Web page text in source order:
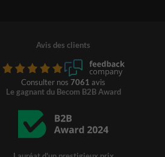
Avis des clients
Consulter nos 7061 avis
Le gagnant du Becom B2B Award